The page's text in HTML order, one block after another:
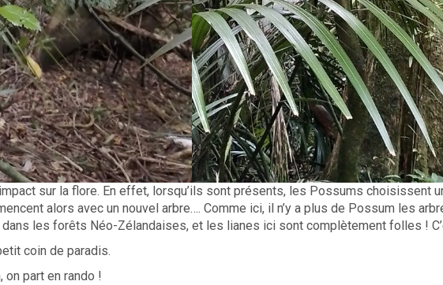
sur la flore. En effet, lorsqu’ils sont présents, les Possums choisissent
alors avec un nouvel arbre…. Comme ici, il n’y a plus de Possum les
les forêts Néo-Zélandaises, et les lianes ici sont complètement folles !
coin de paradis.
on part en rando !